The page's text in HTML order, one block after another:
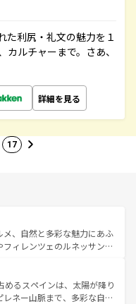
利尻・礼文の魅力を１
ルチャーまで。さあ、
詳細を見る
17
、自然と多彩な魅力にあふ
フィレンツェのルネッサンス
風景やアマルフィ海岸の絶
。観光の合間には、本場の
リア料理を堪能することも
るスペインは、太陽が降り
ネー山脈まで、多彩な自然